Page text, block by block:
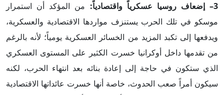
3– إضعاف روسيا عسكرياً واقتصادياً: من المؤكد أن استمرار
موسكو في تلك الحرب يستنزف مواردها الاقتصادية والعسكرية،
ويدفعها إلى تكبد المزيد من الخسائر العسكرية يومياً؛ لأنه بالرغم
من تقدمها داخل أوكرانيا خسرت الكثير على المستوى العسكري
الذي ستكون في حاجة إلى إعادة بنائه بعد انتهاء الحرب، لكنه
سيكون أمراً صعب الحدوث، خاصة أنها خسرت عائداتها الاقتصادية